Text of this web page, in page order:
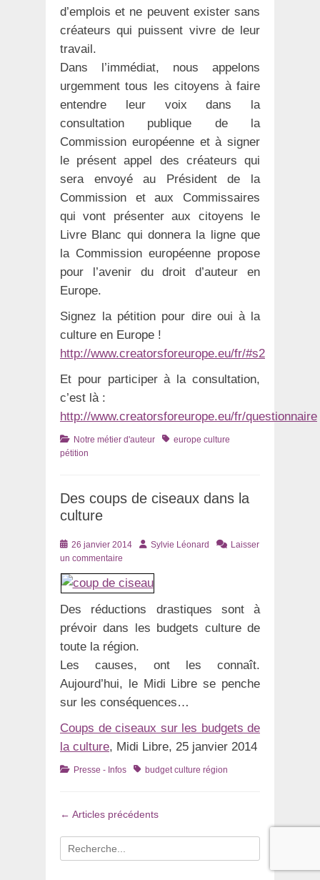
d’emplois et ne peuvent exister sans
créateurs qui puissent vivre de leur
travail.
Dans l’immédiat, nous appelons
urgemment tous les citoyens à faire
entendre leur voix dans la
consultation publique de la
Commission européenne et à signer
le présent appel des créateurs qui
sera envoyé au Président de la
Commission et aux Commissaires
qui vont présenter aux citoyens le
Livre Blanc qui donnera la ligne que
la Commission européenne propose
pour l’avenir du droit d’auteur en
Europe.
Signez la pétition pour dire oui à la
culture en Europe !
http://www.creatorsforeurope.eu/fr/#s2
Et pour participer à la consultation,
c’est là :
http://www.creatorsforeurope.eu/fr/questionnaire
Catégories
Notre métier d'auteur Tagseurope culture
pétition
Des coups de ciseaux dans la
culture
Posté
le
26 janvier 2014 AuteurSylvie Léonard
Laisser
un commentaire
Des réductions drastiques sont à
prévoir dans les budgets culture de
toute la région.
Les causes, ont les connaît.
Aujourd’hui, le Midi Libre se penche
sur les conséquences…
Coups de ciseaux sur les budgets de
la culture, Midi Libre, 25 janvier 2014
Catégories
Presse - Infos Tagsbudget culture région
Navigation
les
articles
← Articles précédents
Recherche
pour